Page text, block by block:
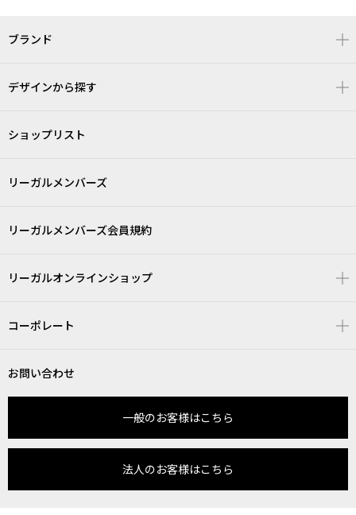
ブランド
デザインから探す
ショップリスト
リーガルメンバーズ
リーガルメンバーズ会員規約
リーガルオンラインショップ
コーポレート
お問い合わせ
一般のお客様はこちら
法人のお客様はこちら